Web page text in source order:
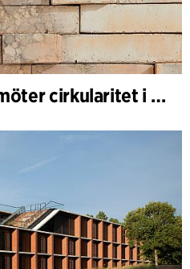
MIX: När tradition möter cirkularitet i arkitekturen